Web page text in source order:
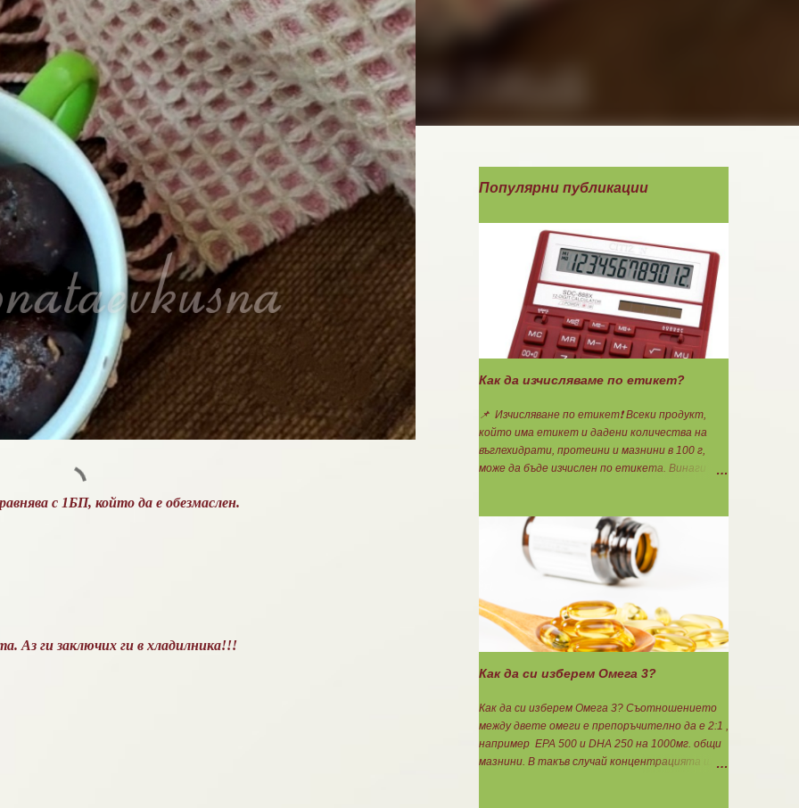
с 1БП, който да е обезмаслен.
Аз ги заключих ги в хладилника!!!
Популярни публикации
Как да изчисляваме по етикет?
📌 Изчисляване по етикет❗ Всеки продукт,
който има етикет и дадени количества на
въглехидрати, протеини и мазнини в 100 г,
може да бъде изчислен по етикета. Винаги
етикет: Протеини: 700 : съдържанието на
протеин в 100 г = количеството протеин за 1
блок. Въглехидрати: 900 : съдържанието на
въглехидрати в 100 г = количеството
количеството мазнини в 100 г продукт =
мазнините за 1 блок.
Как да си изберем Омега 3?
Как да си изберем Омега 3? Съотношението
между двете омеги е препоръчително да е 2:1 ,
например ЕРА 500 и DHA 250 на 1000мг. общи
мазнини. В такъв случай концентрацията ще